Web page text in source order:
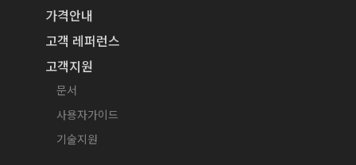
가격안내
고객 레퍼런스
고객지원
문서
사용자가이드
기술지원